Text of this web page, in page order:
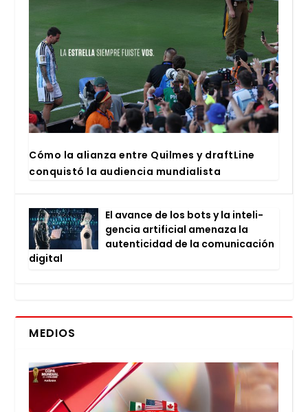
Cómo la alian­za entre Quil­mes y draftLi­ne
con­quis­tó la audien­cia mun­dia­lis­ta
El avan­ce de los bots y la inte­li­
gen­cia arti­fi­cial ame­na­za la
auten­ti­ci­dad de la comu­ni­ca­ción
digi­tal
MEDIOS